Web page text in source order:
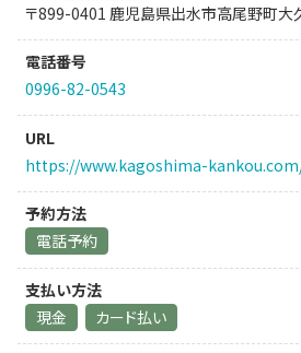
〒899-0401 鹿児島県出水市高尾野町大
電話番号
0996-82-0543
URL
https://www.kagoshima-
予約方法
電話予約
支払い方法
現金
カード払い